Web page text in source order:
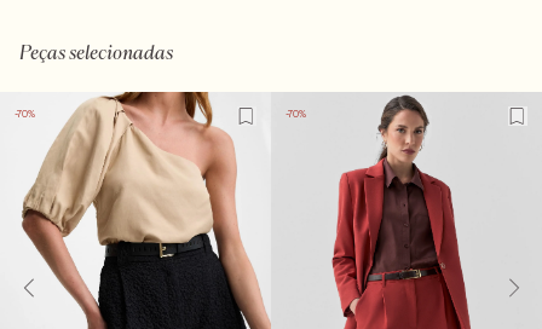
Peças selecionadas
-70% -70%